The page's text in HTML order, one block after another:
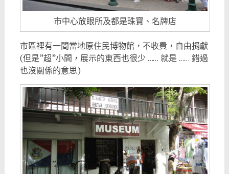
市中心放眼所及都是珠寶、名牌店
市區裡有一間當地原住民博物館，不收費，自由捐獻
(但是”超”小間，展示的東西也很少 …… 就是 …… 錯過
也沒關係的意思)